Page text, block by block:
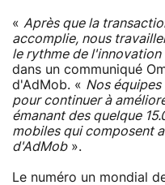
« Après que la
accomplie, nous
le rythme de l'innovation
dans un communiqué
d'AdMob. « Nos
pour continuer à
émanant des quelque
mobiles qui composent
d'AdMob».
Le numéro un mondial